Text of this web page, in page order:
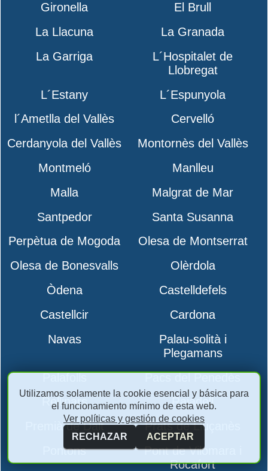
Gironella
El Brull
La Llacuna
La Granada
La Garriga
L´Hospitalet de
Llobregat
L´Estany
L´Espunyola
l´Ametlla del Vallès
Cervelló
Cerdanyola del Vallès
Montornès del Vallès
Montmeló
Manlleu
Malla
Malgrat de Mar
Santpedor
Santa Susanna
Perpètua de Mogoda
Olesa de Montserrat
Olesa de Bonesvalls
Olèrdola
Òdena
Castelldefels
Castellcir
Cardona
Navas
Palau-solità i
Plegamans
Palafolls
Pacs del Penedès
Rellinars
Rajadell
Premià de Dalt
Prats de Lluçanès
Pontons
Pont de Vilomara i
Rocafort
Utilizamos solamente la cookie esencial y básica para
el funcionamiento mínimo de esta web.
Ver políticas y gestión de cookies
RECHAZAR
ACEPTAR